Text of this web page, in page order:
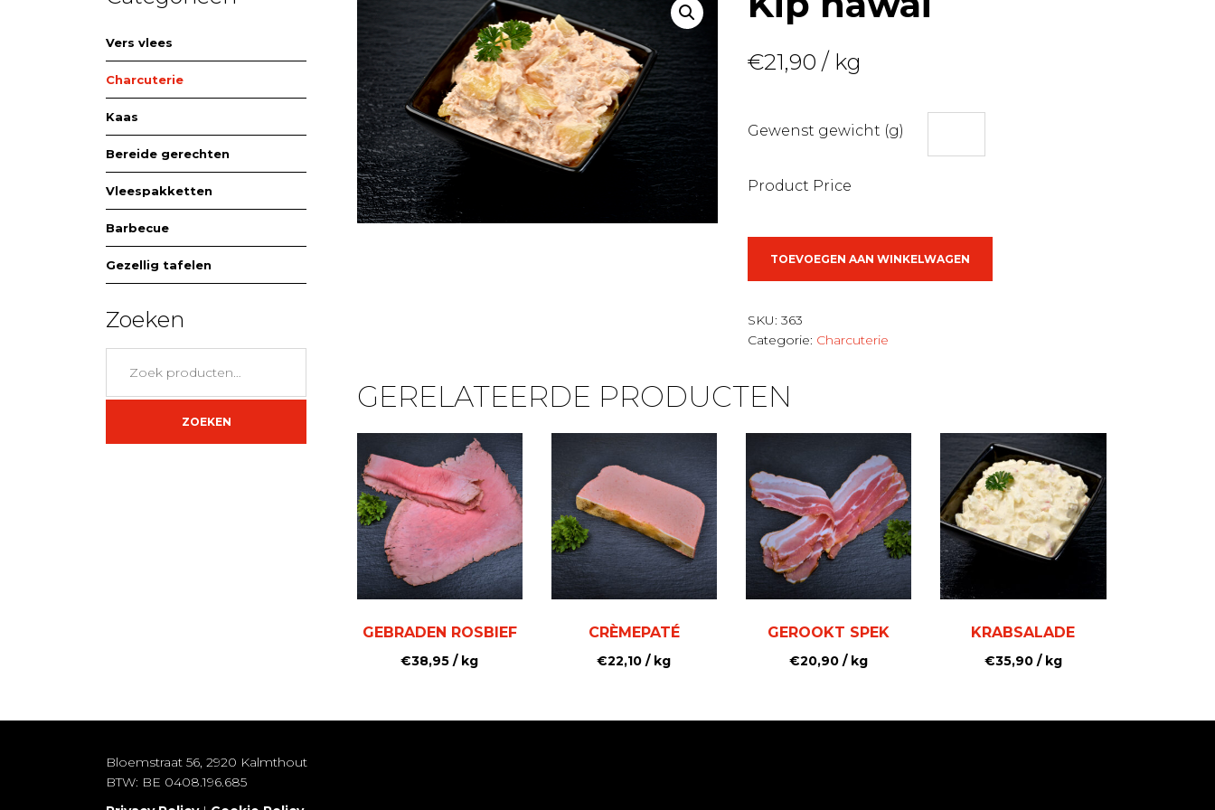
€21,90 / kg
Gewenst gewicht (g)
Product Price
TOEVOEGEN AAN WINKELWAGEN
SKU:363
Categorie: Charcuterie
GERELATEERDE PRODUCTEN
GEBRADEN ROSBIEF
€38,95 / kg
CRÈMEPATÉ
€22,10 / kg
GEROOKT SPEK
€20,90 / kg
KRABSALADE
€35,90/ kg
Vers vlees
Charcuterie
Kaas
Bereide gerechten
Vleespakketten
Barbecue
Gezellig tafelen
Zoeken
naar:
ZOEKEN
Bloemstraat 56, 2920 Kalmthout
BTW: BE 0408.196.685